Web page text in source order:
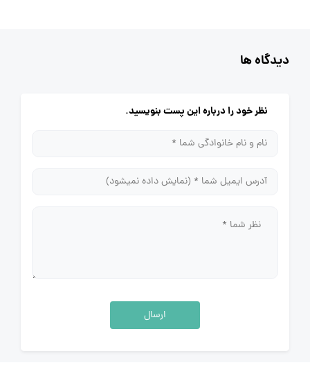
دیدگاه ها
نظر خود را درباره این پست بنویسید.
ارسال